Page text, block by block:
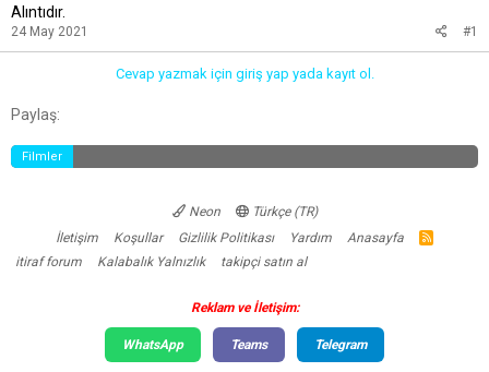
Alıntıdır.
24 May 2021 #1
Cevap yazmak için giriş yap yada kayıt ol.
Paylaş:
Filmler
Neon
Türkçe (TR)
İletişim
Koşullar Gizlilik Politikası Yardım Anasayfa
R
itiraf forum Kalabalık Yalnızlık takipçi satın al
Reklam ve İletişim:
WhatsApp Teams Telegram